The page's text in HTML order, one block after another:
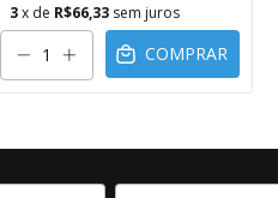
3x de R$66,33 sem juros
COMPRAR